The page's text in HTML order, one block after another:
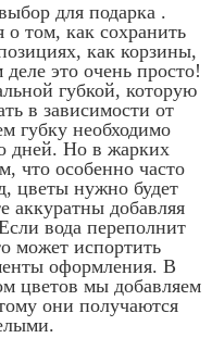
для подарка .
о том, как сохранить
как корзины,
это очень просто!
губкой, которую
в зависимости от
губку необходимо
дней. Но в жарких
что особенно часто
цветы нужно будет
аккуратны добавляя
вода переполнит
может испортить
оформления. В
цветов мы добавляем
они получаются